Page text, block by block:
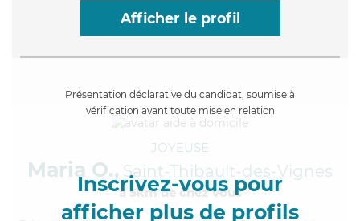
Afficher le profil
Présentation déclarative du candidat, soumise à
vérification avant toute mise en relation
Inscrivez-vous pour
afficher plus de profils
JOYEUSE
Maria O., Saint-Thibault-des-Vignes
à 5km de chez Vous